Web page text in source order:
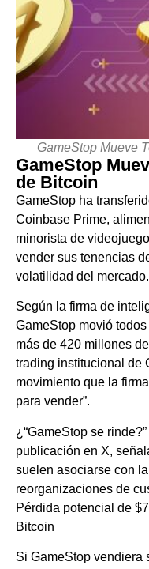
GameStop Mueve
GameStop
de Bitcoin
GameStop ha
Coinbase Prime,
minorista de
vender sus tenencias
volatilidad del mercado.
Según la firma de
GameStop movió
más de 420 millones
trading institucional de
movimiento que la
para vender”.
¿“GameStop se
publicación en X,
suelen asociarse con
reorganizaciones de
Pérdida potencial de
Bitcoin
Si GameStop vendiera